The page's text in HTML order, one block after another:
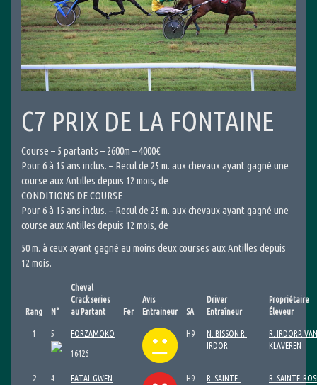
C7 PRIX DE LA FONTAINE
Course – 5 partants – 2600m – 4000€
Pour 6 à 15 ans inclus. – Recul de 25 m. aux chevaux ayant gagné une
course aux Antilles depuis 12 mois, de
CONDITIONS DE COURSE
Pour 6 à 15 ans inclus. – Recul de 25 m. aux chevaux ayant gagné une
course aux Antilles depuis 12 mois, de
50 m. à ceux ayant gagné au moins deux courses aux Antilles depuis
12 mois.
Rang N°
Cheval
Crack series
au Partant
Fer
Avis
Entraineur
SA
Driver
Entraîneur
Propriétaire
Éleveur
1 5 FORZAMOKO
16426
H9 N. BISSON R.
IRDOR
R. IRDOR P. VAN
KLAVEREN
2 4 FATAL GWEN H9
R. SAINTE-
R. SAINTE-